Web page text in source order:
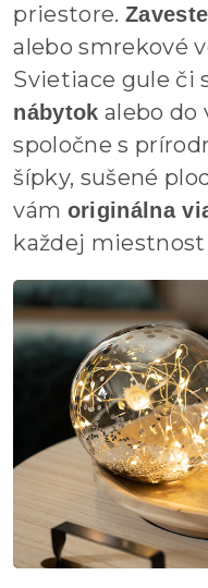
priestore.
alebo smrekové
Svietiace gule či
nábytok alebo do
spoločne s
šípky, sušené
vám originálna
každej